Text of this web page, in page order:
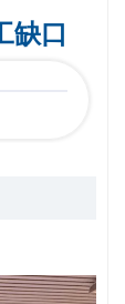
缺口